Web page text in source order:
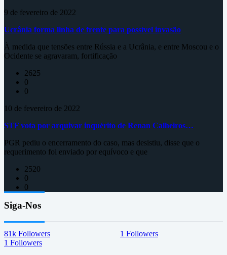
9 de fevereiro de 2022
Ucrânia forma linha de frente para possível invasão
À medida que tensões entre Rússia e a Ucrânia, e entre Moscou e o
Ocidente se agravaram, fortificação
2625
0
0
10 de fevereiro de 2022
STF vota por arquivar inquérito de Renan Calheiros…
PGR pediu o encerramento do caso, mas desistiu, disse que o
requerimento foi enviado por equívoco e que
2520
0
0
Siga-Nos
81k Followers 1 Followers
1 Followers